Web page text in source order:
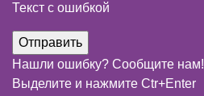
Текст с ошибкой
Нашли ошибку? Сообщите нам!
Выделите и нажмите Ctr+Enter